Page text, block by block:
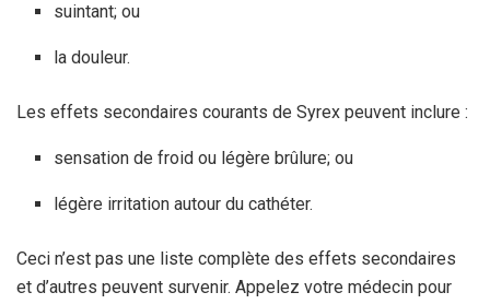
suintant; ou
la douleur.
Les effets secondaires courants de Syrex peuvent inclure :
sensation de froid ou légère brûlure; ou
légère irritation autour du cathéter.
Ceci n’est pas une liste complète des effets secondaires
et d’autres peuvent survenir. Appelez votre médecin pour